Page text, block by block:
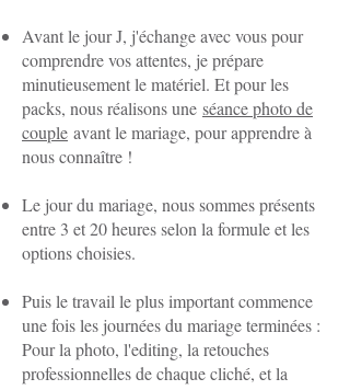
Avant le jour J, j'échange avec vous pour
comprendre vos attentes, je prépare
minutieusement le matériel. Et pour les
packs, nous réalisons une séance photo de
couple avant le mariage, pour apprendre à
nous connaître !
Le jour du mariage, nous sommes présents
entre 3 et 20 heures selon la formule et les
options choisies.
Puis le travail le plus important commence
une fois les journées du mariage terminées :
Pour la photo, l'editing, la retouches
professionnelles de chaque cliché, et la